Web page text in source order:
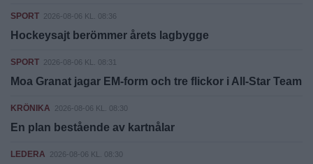
SPORT 2026-08-06 KL. 08:36
Hockeysajt berömmer årets lagbygge
SPORT 2026-08-06 KL. 08:31
Moa Granat jagar EM-form och tre flickor i All-Star Team
KRÖNIKA 2026-08-06 KL. 08:30
En plan bestående av kartnålar
LEDERA 2026-08-06 KL. 08:30